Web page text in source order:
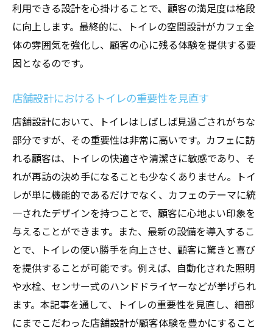
引き立てる
トイレとカフェ内装のデザイン統一戦略
一貫性のあるデザインが顧客に与える影響
カフェのイメージに合ったトイレ装飾の選
択
トイレ利用時にもカフェの世界観を楽しま
シームレスなデザインがもたらす顧客満足
度
カフェの店舗設計におけるトイレの位置と配置
の重要性
顧客の動線を考慮したトイレ配置の工夫
トイレの適切な位置がもたらす利便性
スタッフの効率を高めるトイレ配置法
トイレへのアクセスしやすさが顧客満足度
利用できる設計を心掛けることで、顧客の満足度は格段
に向上します。最終的に、トイレの空間設計がカフェ全
体の雰囲気を強化し、顧客の心に残る体験を提供する要
因となるのです。
店舗設計におけるトイレの重要性を見直す
店舗設計において、トイレはしばしば見過ごされがちな
部分ですが、その重要性は非常に高いです。カフェに訪
れる顧客は、トイレの快適さや清潔さに敏感であり、そ
れが再訪の決め手になることも少なくありません。トイ
レが単に機能的であるだけでなく、カフェのテーマに統
一されたデザインを持つことで、顧客に心地よい印象を
与えることができます。また、最新の設備を導入するこ
とで、トイレの使い勝手を向上させ、顧客に驚きと喜び
を提供することが可能です。例えば、自動化された照明
や水栓、センサー式のハンドドライヤーなどが挙げられ
ます。本記事を通して、トイレの重要性を見直し、細部
にまでこだわった店舗設計が顧客体験を豊かにすること